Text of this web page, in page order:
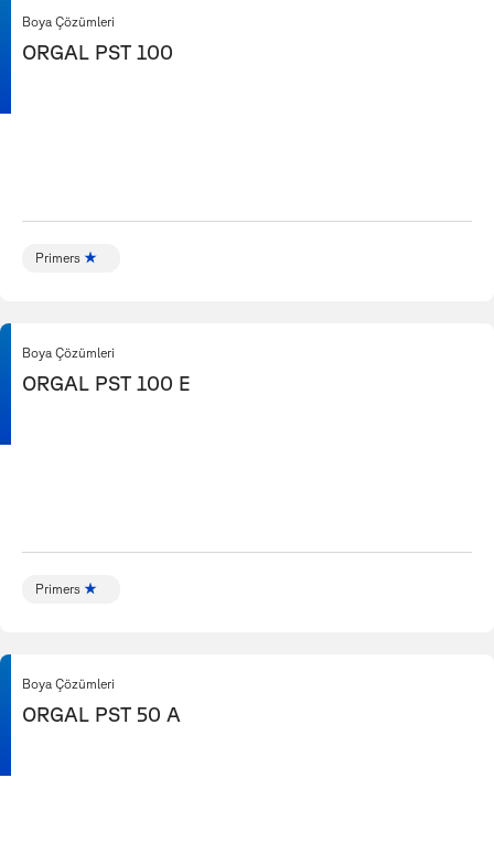
Boya Çözümleri
ORGAL PST 100
Primers
Boya Çözümleri
ORGAL PST 100 E
Primers
Boya Çözümleri
ORGAL PST 50 A